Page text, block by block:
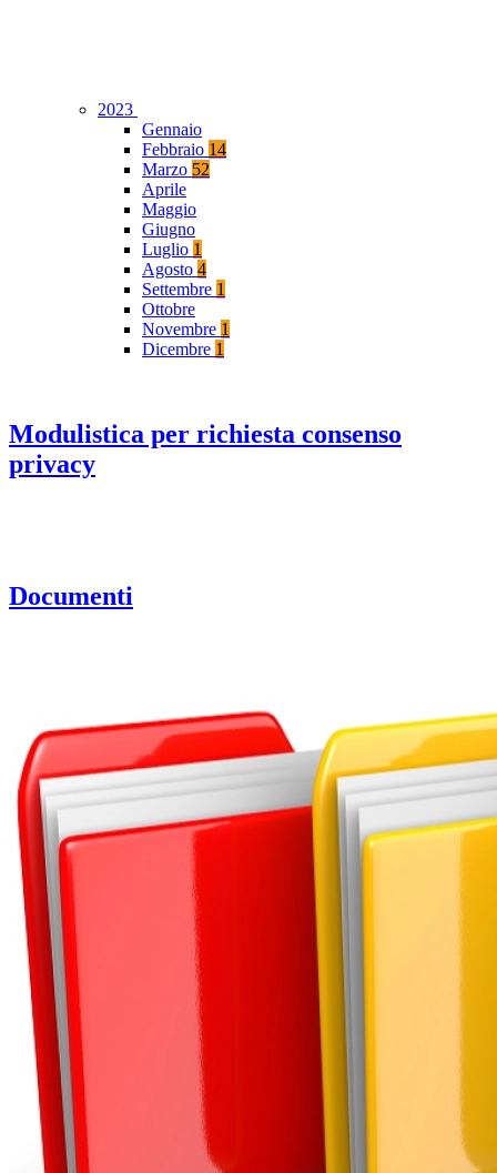
2023
Gennaio
Febbraio 14
Marzo 52
Aprile
Maggio
Giugno
Luglio 1
Agosto 4
Settembre 1
Ottobre
Novembre 1
Dicembre 1
Modulistica per richiesta consenso
privacy
Documenti